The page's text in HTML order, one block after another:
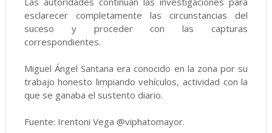
esclarecer completamente las circunstancias del
suceso y proceder con las capturas
correspondientes.
Miguel Ángel Santana era conocido en la zona por su
trabajo honesto limpiando vehículos, actividad con la
que se ganaba el sustento diario.
Fuente: Irentoni Vega @viphatomayor.